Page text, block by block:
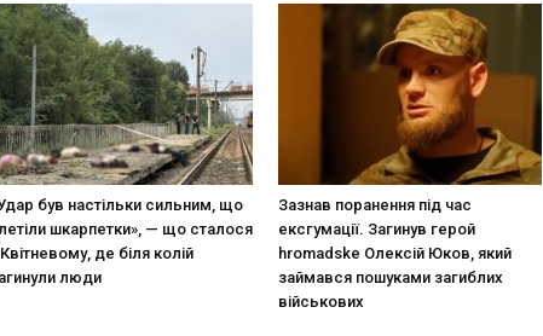
був настільки сильним, що
шкарпетки», — що сталося
де біля колій
люди
Зазнав поранення під час
ексгумації. Загинув герой
hromadske Олексій Юков, який
займався пошуками загиблих
військових